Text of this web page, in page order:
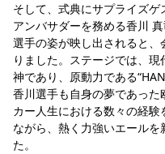
そして、式典にサプライズ
アンバサダーを務める香川
選手の姿が映し出されると
りました。ステージでは、
神であり、原動力である
香川選手も自身の夢であっ
カー人生における数々の経
ながら、熱く力強いエール
た。